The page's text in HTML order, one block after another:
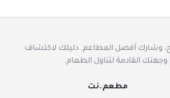
أفضل المطاعم. دليلك لاكتشاف
القادمة لتناول الطعام.
مطعم.نت